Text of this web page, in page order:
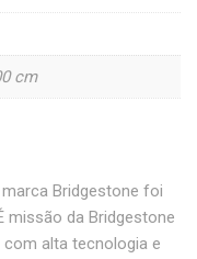
cm
Bridgestone foi
missão da Bridgestone
com alta tecnologia e